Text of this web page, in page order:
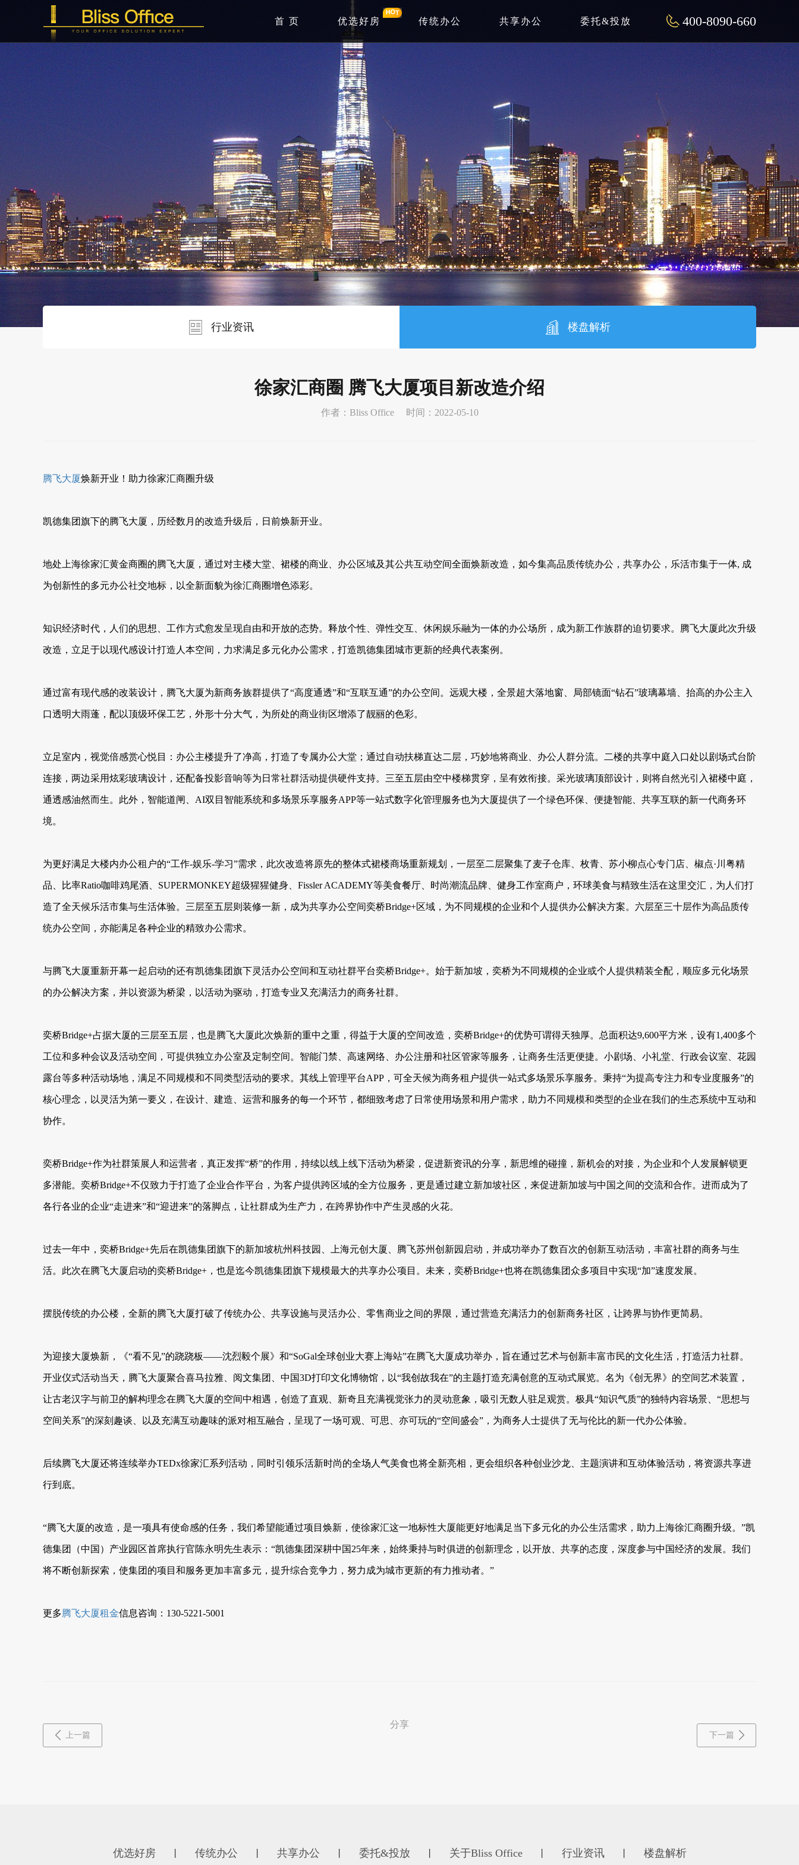
400-8090-660
首 页 优选好房 传统办公 共享办公 委托&投放
行业资讯 楼盘解析
徐家汇商圈 腾飞大厦项目新改造介绍
作者：Bliss Office 时间：2022-05-10
腾飞大厦焕新开业！助力徐家汇商圈升级
凯德集团旗下的腾飞大厦，历经数月的改造升级后，日前焕新开业。
地处上海徐家汇黄金商圈的腾飞大厦，通过对主楼大堂、裙楼的商业、办公区域及其公共互动空间全面焕新改造，如今集高品质传统办公，共享办公，乐活市集于一体, 成
为创新性的多元办公社交地标，以全新面貌为徐汇商圈增色添彩。
知识经济时代，人们的思想、工作方式愈发呈现自由和开放的态势。释放个性、弹性交互、休闲娱乐融为一体的办公场所，成为新工作族群的迫切要求。腾飞大厦此次升级
改造，立足于以现代感设计打造人本空间，力求满足多元化办公需求，打造凯德集团城市更新的经典代表案例。
通过富有现代感的改装设计，腾飞大厦为新商务族群提供了“高度通透”和“互联互通”的办公空间。远观大楼，全景超大落地窗、局部镜面“钻石”玻璃幕墙、抬高的办公主入
口透明大雨蓬，配以顶级环保工艺，外形十分大气，为所处的商业街区增添了靓丽的色彩。
立足室内，视觉倍感赏心悦目：办公主楼提升了净高，打造了专属办公大堂；通过自动扶梯直达二层，巧妙地将商业、办公人群分流。二楼的共享中庭入口处以剧场式台阶
连接，两边采用炫彩玻璃设计，还配备投影音响等为日常社群活动提供硬件支持。三至五层由空中楼梯贯穿，呈有效衔接。采光玻璃顶部设计，则将自然光引入裙楼中庭，
通透感油然而生。此外，智能道闸、AI双目智能系统和多场景乐享服务APP等一站式数字化管理服务也为大厦提供了一个绿色环保、便捷智能、共享互联的新一代商务环
境。
为更好满足大楼内办公租户的“工作-娱乐-学习”需求，此次改造将原先的整体式裙楼商场重新规划，一层至二层聚集了麦子仓库、枚青、苏小柳点心专门店、椒点·川粤精
品、比率Ratio咖啡鸡尾酒、SUPERMONKEY超级猩猩健身、Fissler ACADEMY等美食餐厅、时尚潮流品牌、健身工作室商户，环球美食与精致生活在这里交汇，为人们打
造了全天候乐活市集与生活体验。三层至五层则装修一新，成为共享办公空间奕桥Bridge+区域，为不同规模的企业和个人提供办公解决方案。六层至三十层作为高品质传
统办公空间，亦能满足各种企业的精致办公需求。
与腾飞大厦重新开幕一起启动的还有凯德集团旗下灵活办公空间和互动社群平台奕桥Bridge+。始于新加坡，奕桥为不同规模的企业或个人提供精装全配，顺应多元化场景
的办公解决方案，并以资源为桥梁，以活动为驱动，打造专业又充满活力的商务社群。
奕桥Bridge+占据大厦的三层至五层，也是腾飞大厦此次焕新的重中之重，得益于大厦的空间改造，奕桥Bridge+的优势可谓得天独厚。总面积达9,600平方米，设有1,400多个
工位和多种会议及活动空间，可提供独立办公室及定制空间。智能门禁、高速网络、办公注册和社区管家等服务，让商务生活更便捷。小剧场、小礼堂、行政会议室、花园
露台等多种活动场地，满足不同规模和不同类型活动的要求。其线上管理平台APP，可全天候为商务租户提供一站式多场景乐享服务。秉持“为提高专注力和专业度服务”的
核心理念，以灵活为第一要义，在设计、建造、运营和服务的每一个环节，都细致考虑了日常使用场景和用户需求，助力不同规模和类型的企业在我们的生态系统中互动和
协作。
奕桥Bridge+作为社群策展人和运营者，真正发挥“桥”的作用，持续以线上线下活动为桥梁，促进新资讯的分享，新思维的碰撞，新机会的对接，为企业和个人发展解锁更
多潜能。奕桥Bridge+不仅致力于打造了企业合作平台，为客户提供跨区域的全方位服务，更是通过建立新加坡社区，来促进新加坡与中国之间的交流和合作。进而成为了
各行各业的企业“走进来”和“迎进来”的落脚点，让社群成为生产力，在跨界协作中产生灵感的火花。
过去一年中，奕桥Bridge+先后在凯德集团旗下的新加坡杭州科技园、上海元创大厦、腾飞苏州创新园启动，并成功举办了数百次的创新互动活动，丰富社群的商务与生
活。此次在腾飞大厦启动的奕桥Bridge+，也是迄今凯德集团旗下规模最大的共享办公项目。未来，奕桥Bridge+也将在凯德集团众多项目中实现“加”速度发展。
摆脱传统的办公楼，全新的腾飞大厦打破了传统办公、共享设施与灵活办公、零售商业之间的界限，通过营造充满活力的创新商务社区，让跨界与协作更简易。
为迎接大厦焕新，《“看不见”的跷跷板——沈烈毅个展》和“SoGal全球创业大赛上海站”在腾飞大厦成功举办，旨在通过艺术与创新丰富市民的文化生活，打造活力社群。
开业仪式活动当天，腾飞大厦聚合喜马拉雅、阅文集团、中国3D打印文化博物馆，以“我创故我在”的主题打造充满创意的互动式展览。名为《创无界》的空间艺术装置，
让古老汉字与前卫的解构理念在腾飞大厦的空间中相遇，创造了直观、新奇且充满视觉张力的灵动意象，吸引无数人驻足观赏。极具“知识气质”的独特内容场景、“思想与
空间关系”的深刻趣谈、以及充满互动趣味的派对相互融合，呈现了一场可观、可思、亦可玩的“空间盛会”，为商务人士提供了无与伦比的新一代办公体验。
后续腾飞大厦还将连续举办TEDx徐家汇系列活动，同时引领乐活新时尚的全场人气美食也将全新亮相，更会组织各种创业沙龙、主题演讲和互动体验活动，将资源共享进
行到底。
“腾飞大厦的改造，是一项具有使命感的任务，我们希望能通过项目焕新，使徐家汇这一地标性大厦能更好地满足当下多元化的办公生活需求，助力上海徐汇商圈升级。”凯
德集团（中国）产业园区首席执行官陈永明先生表示：“凯德集团深耕中国25年来，始终秉持与时俱进的创新理念，以开放、共享的态度，深度参与中国经济的发展。我们
将不断创新探索，使集团的项目和服务更加丰富多元，提升综合竞争力，努力成为城市更新的有力推动者。”
更多腾飞大厦租金信息咨询：130-5221-5001
分享
上一篇 下一篇
优选好房 传统办公 共享办公 委托&投放 关于Bliss Office 行业资讯 楼盘解析